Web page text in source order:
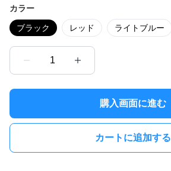
カラー
ブラック レッド ライトブルー
1
購入画面に進む
カートに追加する